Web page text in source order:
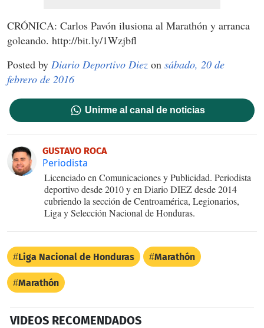
CRÓNICA: Carlos Pavón ilusiona al Marathón y arranca
goleando. http://bit.ly/1Wzjbfl
Posted by Diario Deportivo Diez on sábado, 20 de
febrero de 2016
Unirme al canal de noticias
GUSTAVO ROCA
Periodista
Licenciado en Comunicaciones y Publicidad. Periodista
deportivo desde 2010 y en Diario DIEZ desde 2014
cubriendo la sección de Centroamérica, Legionarios,
Liga y Selección Nacional de Honduras.
Liga Nacional de Honduras Marathón
Marathón
VIDEOS RECOMENDADOS